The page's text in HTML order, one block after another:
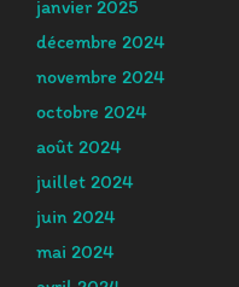
janvier 2025
décembre 2024
novembre 2024
octobre 2024
août 2024
juillet 2024
juin 2024
mai 2024